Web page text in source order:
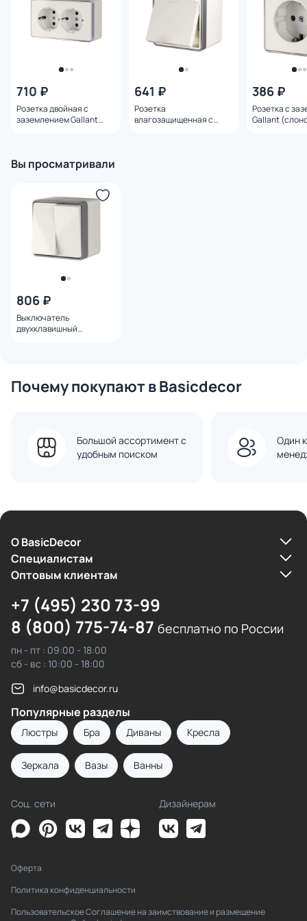
710 ₽
Розетка двойная с
заземлением Gallant
641 ₽
Розетка
влагозащищенная с
386 ₽
Розетка с
Gallant
Вы просматривали
806 ₽
Выключатель
двухклавишный
Почему покупают в Basicdecor
Большой ассортимент с
удобным поиском
Один
О BasicDecor
Cпециалистам
Оптовым клиентам
+7 (495) 230 73-99
8 (800) 775-74-87 бесплатно по России
пн - пт : 09:00 - 18:00
сб - вс : 10:00 - 18:00
info@basicdecor.ru
Популярные разделы
Люстры Бра Диваны Кресла
Зеркала Вазы Ванны
Соц. сети Дизайнерам
Оферта
Политика конфиденциальности
Пользовательское Соглашение на заимствование и размещение